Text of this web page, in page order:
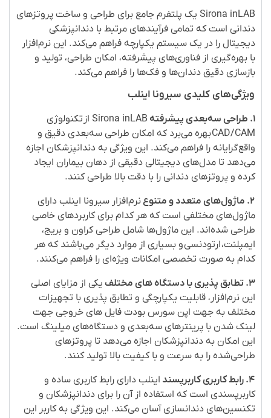
Sirona inLAB
یک پلتفرم جامع برای طراحی و ساخت پروتزهای
دندانی است که تمامی فرآیندهای مرتبط با دندانپزشکی
دیجیتال را در یک سیستم یکپارچه فراهم می‌کند. این نرم‌افزار
با بهره‌گیری از فناوری‌های پیشرفته، امکان طراحی، تولید و
بازسازی دقیق دندان‌ها و فک‌ها را فراهم می‌کند.
ویژگی‌های کلیدی سیرونا اینلب
۱. طراحی سه‌بعدی پیشرفته Sirona inLAB از تکنولوژی
CAD/CAMبهره می‌برد که امکان طراحی سه‌بعدی دقیق و
واقع‌گرایانه را فراهم می‌کند. این ویژگی به دندانپزشکان اجازه
می‌دهد تا مدل‌های دیجیتالی دقیقی از دهان بیماران ایجاد
کرده و پروتزهای دندانی را با دقت بالا طراحی کنند.
۲. ماژول‌های متعدد و متنوعنرم‌افزار سیرونا اینلب دارای
ماژول‌های مختلفی است که هر کدام برای کاربردهای خاصی
طراحی شده‌اند. این ماژول‌ها شامل طراحی کراون و بریج،
ایمپلنت،ارتودنسیو بسیاری از موارد دیگر می‌باشند که هر
کدام به صورت تخصصی امکانات ویژه‌ای را فراهم می‌کنند.
۳. تطابق پذیری با دستگاه های مختلف یکی از مزایای اصلی
این نرم‌افزار، قابلیت یکپارچگی و تطابق پذیری با تجهیزات
مختلف به جهت اپن سورس بودت فایل های خروجی جهت
لینک شدن با پرینترهای سه‌بعدی و دستگاه‌های میلینگ است.
این امکان به دندانپزشکان اجازه می‌دهد تا پروتزهای
طراحی‌شده را به سرعت و با کیفیت بالا تولید کنند.
۴. رابط کاربری کاربرپسند اینلب دارای رابط کاربری ساده و
کاربرپسندی است که استفاده از آن را برای دندانپزشکان و
تکنسین‌های دندانسازی آسان می‌کند. این ویژگی به کاربر این